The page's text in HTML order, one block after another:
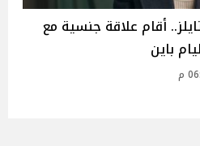
أقام علاقة جنسية مع
باين